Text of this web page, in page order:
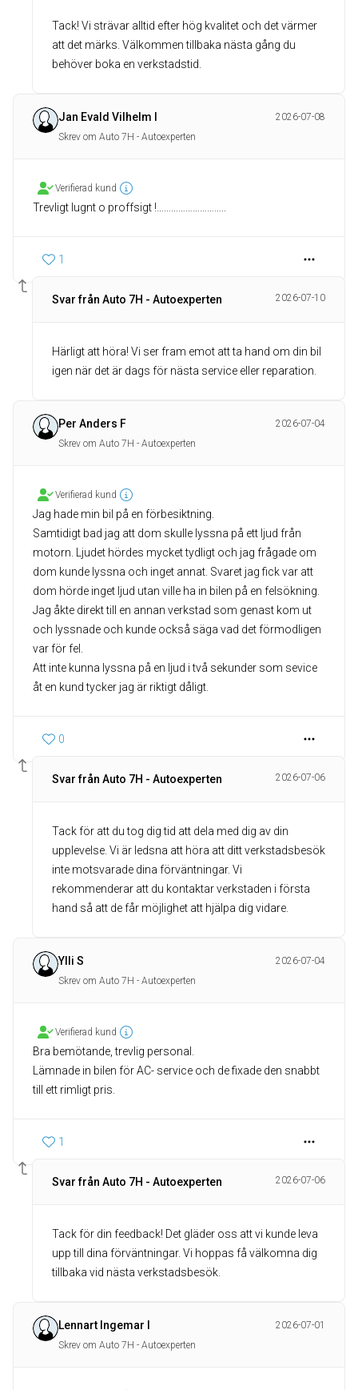
Tack! Vi strävar alltid efter hög kvalitet och det värmer
att det märks. Välkommen tillbaka nästa gång du
behöver boka en verkstadstid.
Jan Evald Vilhelm I
2026-07-08
Skrev om Auto 7H - Autoexperten
Verifierad kund
Trevligt lugnt o proffsigt !………………………..
1
Svar från Auto 7H - Autoexperten 2026-07-10
Härligt att höra! Vi ser fram emot att ta hand om din bil
igen när det är dags för nästa service eller reparation.
Per Anders F
2026-07-04
Skrev om Auto 7H - Autoexperten
Verifierad kund
Jag hade min bil på en förbesiktning.
Samtidigt bad jag att dom skulle lyssna på ett ljud från
motorn. Ljudet hördes mycket tydligt och jag frågade om
dom kunde lyssna och inget annat. Svaret jag fick var att
dom hörde inget ljud utan ville ha in bilen på en felsökning.
Jag åkte direkt till en annan verkstad som genast kom ut
och lyssnade och kunde också säga vad det förmodligen
var för fel.
Att inte kunna lyssna på en ljud i två sekunder som sevice
åt en kund tycker jag är riktigt dåligt.
0
Svar från Auto 7H - Autoexperten 2026-07-06
Tack för att du tog dig tid att dela med dig av din
upplevelse. Vi är ledsna att höra att ditt verkstadsbesök
inte motsvarade dina förväntningar. Vi
rekommenderar att du kontaktar verkstaden i första
hand så att de får möjlighet att hjälpa dig vidare.
Ylli S
2026-07-04
Skrev om Auto 7H - Autoexperten
Verifierad kund
Bra bemötande, trevlig personal.
Lämnade in bilen för AC- service och de fixade den snabbt
till ett rimligt pris.
1
Svar från Auto 7H - Autoexperten 2026-07-06
Tack för din feedback! Det gläder oss att vi kunde leva
upp till dina förväntningar. Vi hoppas få välkomna dig
tillbaka vid nästa verkstadsbesök.
Lennart Ingemar I
2026-07-01
Skrev om Auto 7H - Autoexperten